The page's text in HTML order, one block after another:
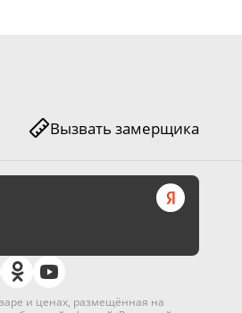
Вызвать замерщика
и ценах, размещённая на